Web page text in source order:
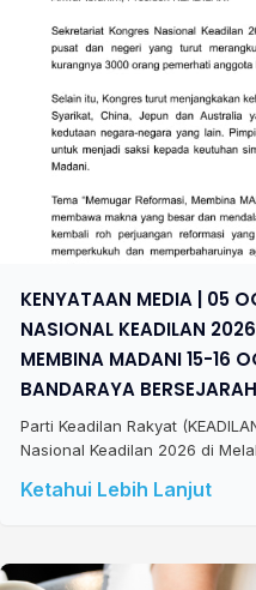
KENYATAAN MEDIA | 05
NASIONAL KEADILAN
MEMBINA MADANI 15-16
BANDARAYA BERSEJARAH
Parti Keadilan Rakyat
Nasional Keadilan 2026 di
Ketahui Lebih Lanjut